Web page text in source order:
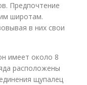
Предпочтение
широтам.
в них свои
имеет около 8
расположены
щупалец